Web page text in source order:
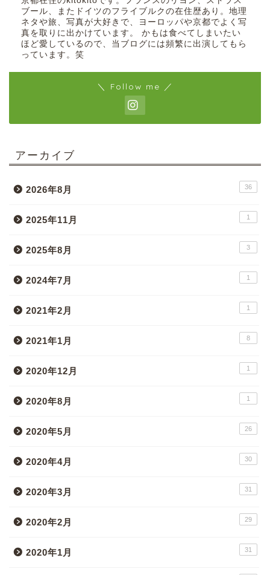
ブール、またドイツのフライブルクの在住歴あり。地理
ネタや旅、写真が大好きで、ヨーロッパや京都でよく写
真を取りに出かけています。 かもは食べてしまいたい
ほど愛しているので、当ブログには頻繁に出演してもら
っています。笑
＼ Follow me ／
アーカイブ
2026年8月 36
2025年11月 1
2025年8月 3
2024年7月 1
2021年2月 1
2021年1月 8
2020年12月 1
2020年8月 1
2020年5月 26
2020年4月 30
2020年3月 31
2020年2月 29
2020年1月 31